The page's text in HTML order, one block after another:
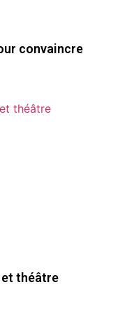
convaincre
et théâtre